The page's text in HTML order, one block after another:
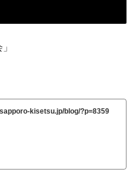
kisetsu.jp/blog/?p=8359